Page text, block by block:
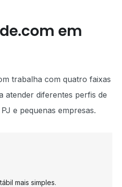
em
trabalha com quatro faixas
atender diferentes perfis de
e pequenas empresas.
mais simples.